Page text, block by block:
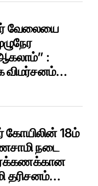
வேலையை
:
விமர்சனம்…
கோயிலின் 18ம்
நடை
தரிசனம்…